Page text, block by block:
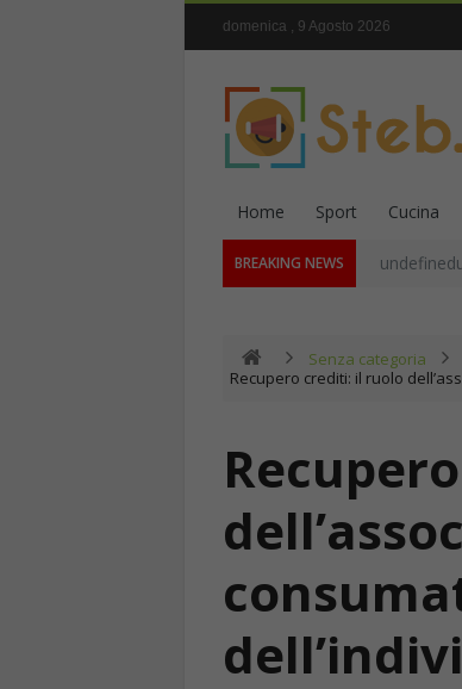
domenica , 9 Agosto 2026
Home Sport Cucina
BREAKING NEWS
Senza categoria
Recupero crediti: il ruolo